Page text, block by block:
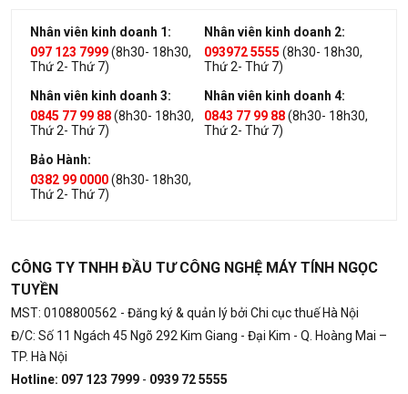
Nhân viên kinh doanh 1:
097 123 7999(8h30- 18h30,
Thứ 2- Thứ 7)
Nhân viên kinh doanh 2:
093972 5555 (8h30- 18h30,
Thứ 2- Thứ 7)
Nhân viên kinh doanh 3:
0845 77 99 88(8h30- 18h30,
Thứ 2- Thứ 7)
Nhân viên kinh doanh 4:
0843 77 99 88(8h30- 18h30,
Thứ 2- Thứ 7)
Bảo Hành:
0382 99 0000(8h30- 18h30,
Thứ 2- Thứ 7)
CÔNG TY TNHH ĐẦU TƯ CÔNG NGHỆ MÁY TÍNH NGỌC
TUYỀN
MST: 0108800562 - Đăng ký & quản lý bởi Chi cục thuế Hà Nội
Đ/C: Số 11 Ngách 45 Ngõ 292 Kim Giang - Đại Kim - Q. Hoàng Mai –
TP. Hà Nội
Hotline: 097 123 7999 - 0939 72 5555